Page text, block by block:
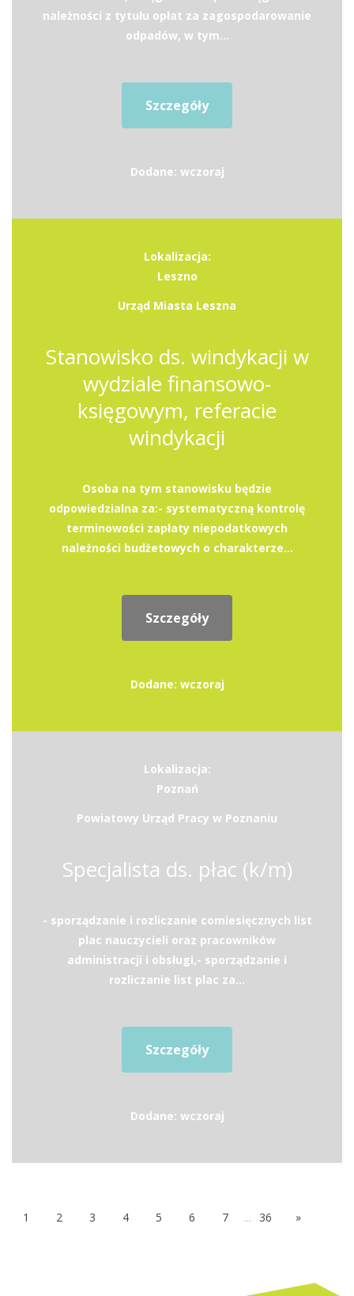
należności z tytułu opłat za zagospodarowanie
odpadów, w tym...
Szczegóły
Dodane: wczoraj
Lokalizacja:
Leszno
Urząd Miasta Leszna
Stanowisko ds. windykacji w
wydziale finansowo-
księgowym, referacie
windykacji
Osoba na tym stanowisku będzie
odpowiedzialna za:- systematyczną kontrolę
terminowości zapłaty niepodatkowych
należności budżetowych o charakterze...
Szczegóły
Dodane: wczoraj
Lokalizacja:
Poznań
Powiatowy Urząd Pracy w Poznaniu
Specjalista ds. płac (k/m)
- sporządzanie i rozliczanie comiesięcznych list
plac nauczycieli oraz pracowników
administracji i obsługi,- sporządzanie i
rozliczanie list plac za...
Szczegóły
Dodane: wczoraj
1 2 3 4 5 6 7 ... 36 »